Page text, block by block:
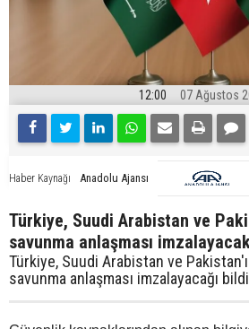
12:00 07 Ağustos
Haber Kaynağı Anadolu Ajansı
Türkiye, Suudi Arabistan ve
savunma anlaşması imzalayacak
Türkiye, Suudi Arabistan ve
savunma anlaşması imzalayacağı